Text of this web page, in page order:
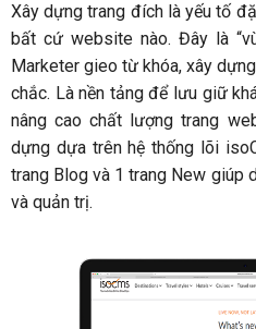
Xây dựng trang đích là yếu tố
bất cứ website nào. Đây là
Marketer gieo từ khóa, xây
chắc. Là nền tảng để lưu giữ
nâng cao chất lượng trang
dựng dựa trên hệ thống lõi
trang Blog và 1 trang New giúp
và quản trị.